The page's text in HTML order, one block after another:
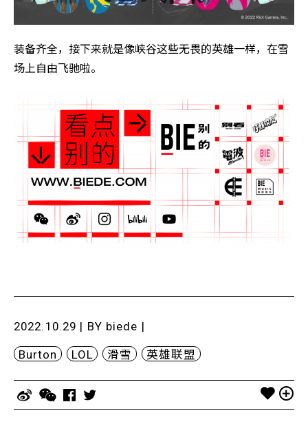
装备齐全，接下来就是像峡谷这些无畏的英雄一样，在雪
场上自由飞驰啦。
2022.10.29 | BY biede |
Burton LOL 滑雪 英雄联盟